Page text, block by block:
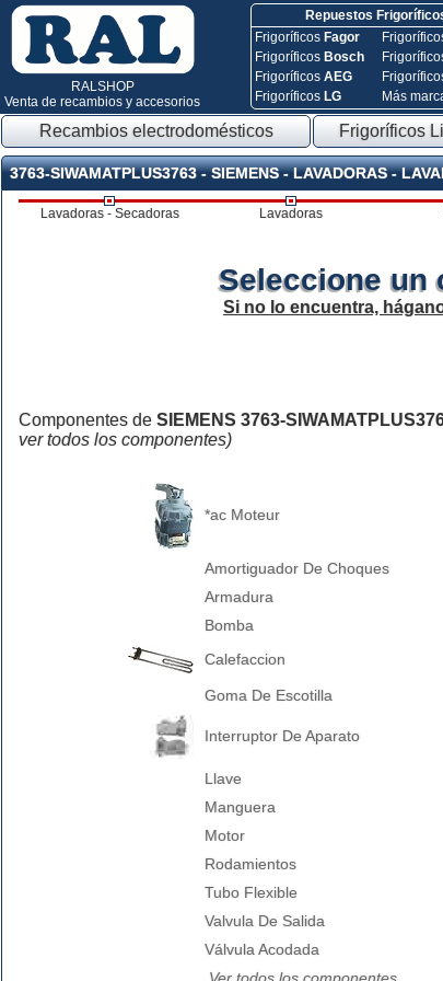
RALSHOP
Venta de recambios y accesorios
Repuestos
Frigoríficos Fagor
Frigoríficos Bosch
FrigoríficosAEG
Frigoríficos LG
Más
Recambios electrodomésticos Frigoríficos
3763-SIWAMATPLUS3763 - SIEMENS - LAVADORAS -
Lavadoras - Secadoras Lavadoras
Seleccione un
Si no lo encuentra,
Componentes de SIEMENS 3763-
ver todos los componentes)
*ac Moteur
Amortiguador De Choques
Armadura
Bomba
Calefaccion
Goma De Escotilla
Interruptor De Aparato
Llave
Manguera
Motor
Rodamientos
Tubo Flexible
Valvula De Salida
Válvula Acodada